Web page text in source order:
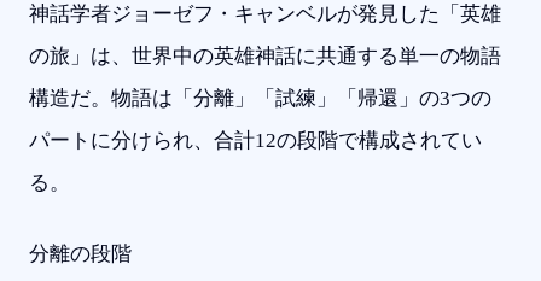
神話学者ジョーゼフ・キャンベルが発見した「英雄
の旅」は、世界中の英雄神話に共通する単一の物語
構造だ。物語は「分離」「試練」「帰還」の3つの
パートに分けられ、合計12の段階で構成されてい
る。
分離の段階